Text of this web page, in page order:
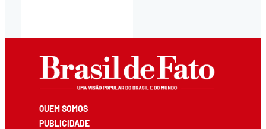
QUEM SOMOS
PUBLICIDADE